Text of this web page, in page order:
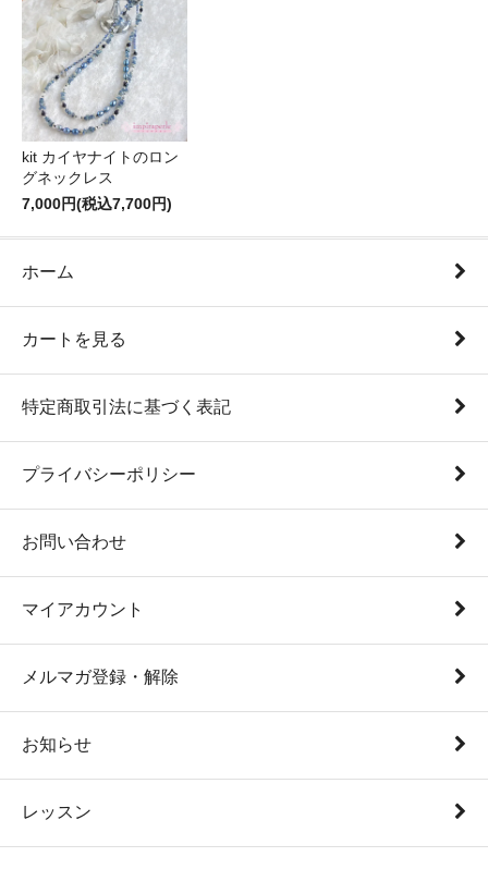
kit カイヤナイトのロン
グネックレス
7,000円(税込7,700円)
ホーム
カートを見る
特定商取引法に基づく表記
プライバシーポリシー
お問い合わせ
マイアカウント
メルマガ登録・解除
お知らせ
レッスン